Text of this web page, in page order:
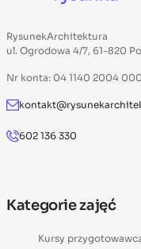
RysunekArchitektura
ul. Ogrodowa 4/7, 61-820
Nr konta: 04 1140 2004
602 136 330
Kategorie zajęć
Kursy